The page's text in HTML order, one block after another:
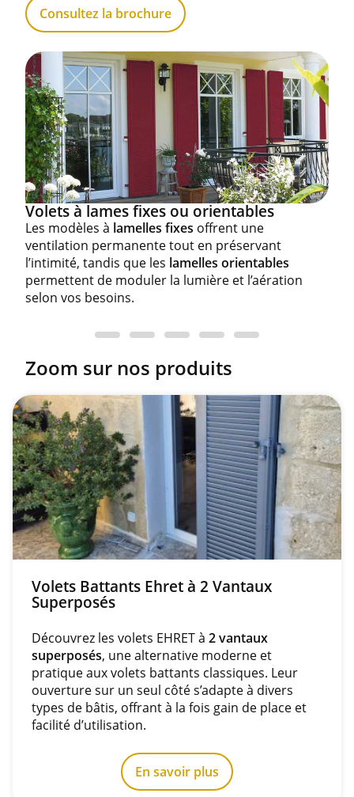
Consultez la brochure
Volets à lames fixes ou orientables
Les modèles à lamelles fixes offrent une
ventilation permanente tout en préservant
l’intimité, tandis que les lamelles orientables
permettent de moduler la lumière et l’aération
selon vos besoins.
Zoom sur nos produits
Volets Battants Ehret à 2 Vantaux
Superposés
Découvrez les volets EHRET à 2 vantaux
superposés, une alternative moderne et
pratique aux volets battants classiques. Leur
ouverture sur un seul côté s’adapte à divers
types de bâtis, offrant à la fois gain de place et
facilité d’utilisation.
En savoir plus